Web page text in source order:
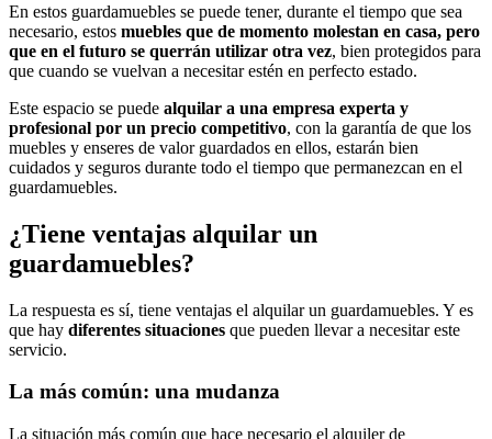
En estos guardamuebles se puede tener, durante el tiempo que sea
necesario, estos muebles que de momento molestan en casa, pero
que en el futuro se querrán utilizar otra vez, bien protegidos para
que cuando se vuelvan a necesitar estén en perfecto estado.
Este espacio se puede alquilar a una empresa experta y
profesional por un precio competitivo, con la garantía de que los
muebles y enseres de valor guardados en ellos, estarán bien
cuidados y seguros durante todo el tiempo que permanezcan en el
guardamuebles.
¿Tiene ventajas alquilar un
guardamuebles?
La respuesta es sí, tiene ventajas el alquilar un guardamuebles. Y es
que hay diferentes situaciones que pueden llevar a necesitar este
servicio.
La más común: una mudanza
La situación más común que hace necesario el alquiler de